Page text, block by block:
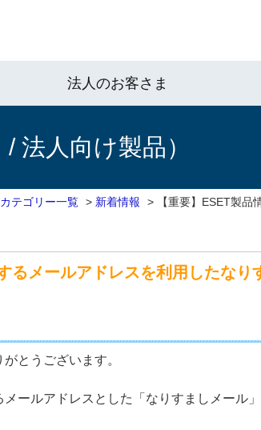
法人のお客さま
人向け製品）
テゴリー一覧 > 新着情報 >
【重要】ESET製
るメールアドレスを利用したな
とうございます。
ールアドレスとした「なりすましメール